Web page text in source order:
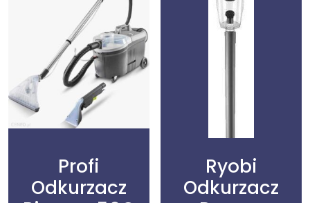
Profi
Odkurzacz
Ryobi
Odkurzacz